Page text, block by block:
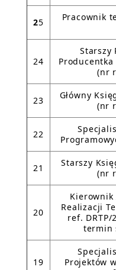
25
Pracownik
24
Starszy
(nr
23
Główny
(nr
22
21
Starszy
(nr
20
Kierownik
Realizacji
ref. DRTP/
termin
19
Projektów